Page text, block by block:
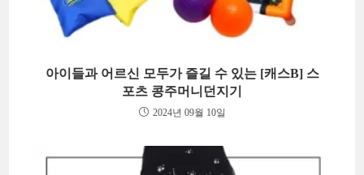
아이들과 어르신 모두가 즐길 수 있는 [캐스B] 스
포츠 콩주머니던지기
2024년 09월 10일